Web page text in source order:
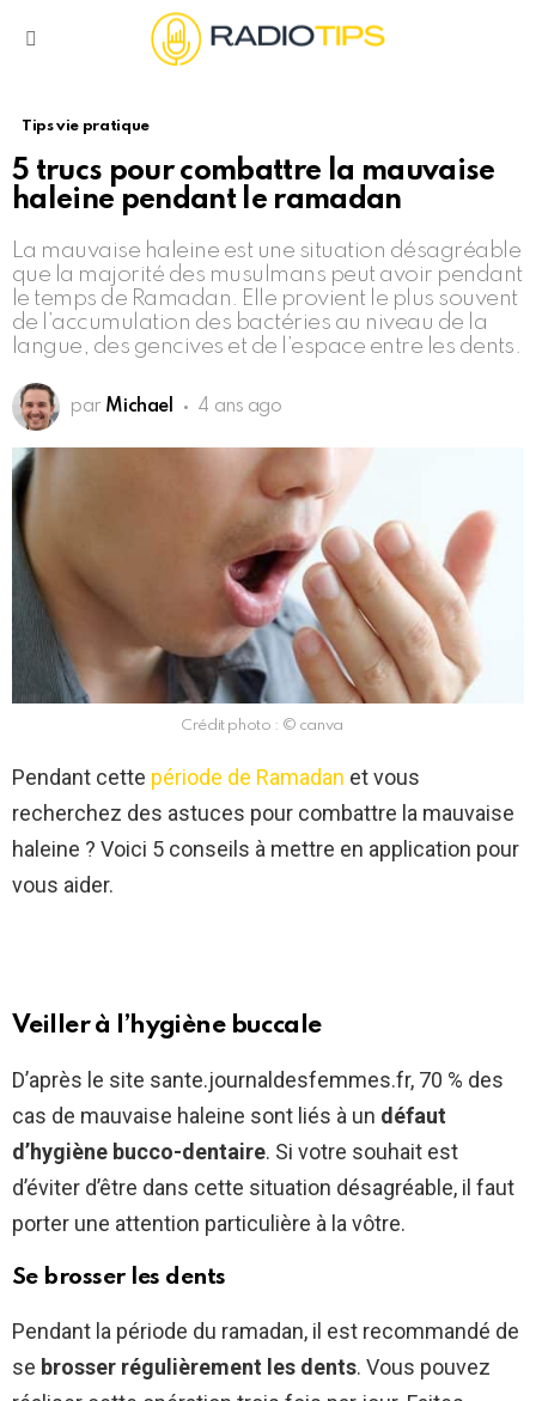
Tips vie pratique
5 trucs pour combattre la mauvaise
haleine pendant le ramadan
La mauvaise haleine est une situation désagréable
que la majorité des musulmans peut avoir pendant
le temps de Ramadan. Elle provient le plus souvent
de l’accumulation des bactéries au niveau de la
langue, des gencives et de l’espace entre les dents.
par Michael 4 ans ago
Crédit photo : © canva
Pendant cette période de Ramadan et vous
recherchez des astuces pour combattre la mauvaise
haleine ? Voici 5 conseils à mettre en application pour
vous aider.
Veiller à l’hygiène buccale
D’après le site sante.journaldesfemmes.fr, 70 % des
cas de mauvaise haleine sont liés à un défaut
d’hygiène bucco-dentaire. Si votre souhait est
d’éviter d’être dans cette situation désagréable, il faut
porter une attention particulière à la vôtre.
Se brosser les dents
Pendant la période du ramadan, il est recommandé de
se brosser régulièrement les dents. Vous pouvez